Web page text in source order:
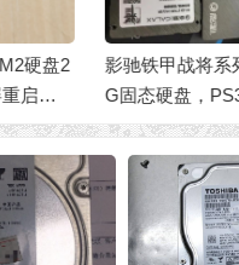
盘2
无
影驰铁甲战将系列
G固态硬盘，
主控芯片